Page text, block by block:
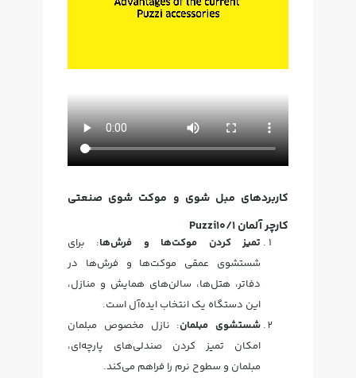
کاربردهای مبل شوی و موکت شوی صنعتی
کارچر آلمان Puzzi10/1
تمیز کردن موکت‌ها و فرش‌ها: برای
شستشوی عمقی موکت‌ها و فرش‌ها در
دفاتر، هتل‌ها، سالن‌های همایش و منازل،
این دستگاه یک انتخاب ایده‌آل است.
شستشوی مبلمان: نازل مخصوص مبلمان
امکان تمیز کردن صندلی‌های پارچه‌ای،
مبلمان و سطوح نرم را فراهم می‌کند.